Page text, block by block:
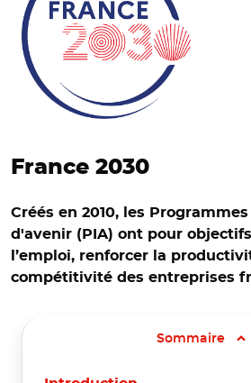
France 2030
Créés en 2010, les
d'avenir (PIA) ont pour
l’emploi, renforcer la
compétitivité des entreprises
Sommaire